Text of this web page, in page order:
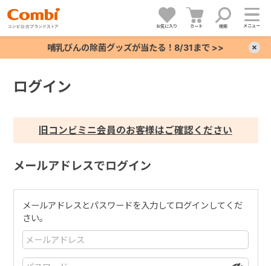
お気に入り カート 検索 メニュー
哺乳びんの除菌グッズが当たる！8/31まで >>
ログイン
旧コンビミニ会員のお客様はご確認ください
メールアドレスでログイン
メールアドレスとパスワードを入力してログインしてくだ
さい。